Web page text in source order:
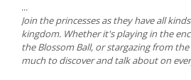
...
Join the princesses as they have all
kingdom. Whether it's playing in the
the Blossom Ball, or stargazing from
much to discover and talk about on